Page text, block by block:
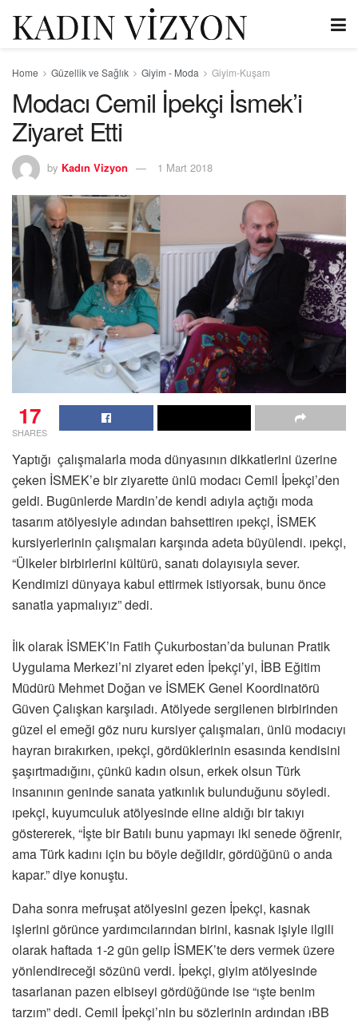
Home Güzellik ve Sağlık Giyim - Moda Giyim-Kuşam
Modacı Cemil İpekçi İsmek’i
Ziyaret Etti
by Kadın Vizyon 1 Mart 2018
17
SHARES
Yaptığı çalışmalarla moda dünyasının dikkatlerini üzerine
çeken İSMEK’e bir ziyarette ünlü modacı Cemil İpekçi’den
geldi. Bugünlerde Mardin’de kendi adıyla açtığı moda
tasarım atölyesiyle adından bahsettiren ıpekçi, İSMEK
kursiyerlerinin çalışmaları karşında adeta büyülendi. ıpekçi,
“Ülkeler birbirlerini kültürü, sanatı dolayısıyla sever.
Kendimizi dünyaya kabul ettirmek istiyorsak, bunu önce
sanatla yapmalıyız” dedi.
İlk olarak İSMEK’in Fatih Çukurbostan’da bulunan Pratik
Uygulama Merkezi’ni ziyaret eden İpekçi’yi, İBB Eğitim
Müdürü Mehmet Doğan ve İSMEK Genel Koordinatörü
Güven Çalışkan karşıladı. Atölyede sergilenen birbirinden
güzel el emeği göz nuru kursiyer çalışmaları, ünlü modacıyı
hayran bırakırken, ıpekçi, gördüklerinin esasında kendisini
şaşırtmadığını, çünkü kadın olsun, erkek olsun Türk
insanının geninde sanata yatkınlık bulunduğunu söyledi.
ıpekçi, kuyumculuk atölyesinde eline aldığı bir takıyı
göstererek, “İşte bir Batılı bunu yapmayı iki senede öğrenir,
ama Türk kadını için bu böyle değildir, gördüğünü o anda
kapar.” diye konuştu.
Daha sonra mefruşat atölyesini gezen İpekçi, kasnak
işlerini görünce yardımcılarından birini, kasnak işiyle ilgili
olarak haftada 1-2 gün gelip İSMEK’te ders vermek üzere
yönlendireceği sözünü verdi. İpekçi, giyim atölyesinde
tasarlanan pazen elbiseyi gördüğünde ise “ışte benim
tarzım” dedi. Cemil İpekçi’nin bu sözlerinin ardından ıBB